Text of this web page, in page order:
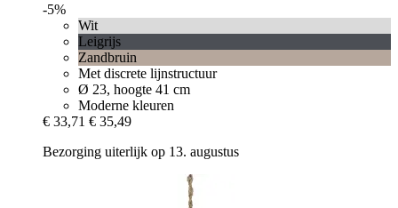
-5%
Wit
Leigrijs
Zandbruin
Met discrete lijnstructuur
Ø 23, hoogte 41 cm
Moderne kleuren
€ 33,71 € 35,49
Bezorging uiterlijk op 13. augustus